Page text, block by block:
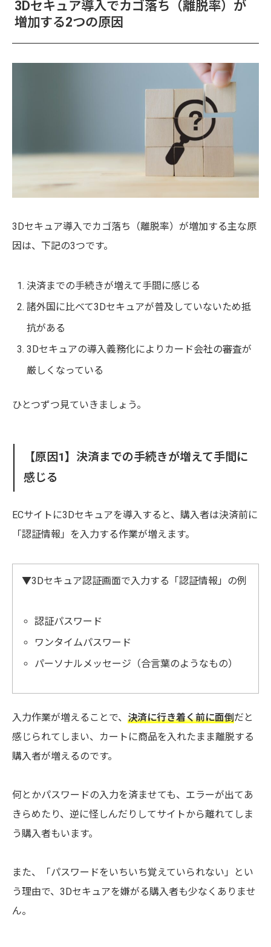
3Dセキュア導入でカゴ落ち（離脱率）が
増加する2つの原因
3Dセキュア導入でカゴ落ち（離脱率）が増加する主な原
因は、下記の3つです。
決済までの手続きが増えて手間に感じる
諸外国に比べて3Dセキュアが普及していないため抵
抗がある
3Dセキュアの導入義務化によりカード会社の審査が
厳しくなっている
ひとつずつ見ていきましょう。
【原因1】決済までの手続きが増えて手間に
感じる
ECサイトに3Dセキュアを導入すると、購入者は決済前に
「認証情報」を入力する作業が増えます。
▼3Dセキュア認証画面で入力する「認証情報」の例
認証パスワード
ワンタイムパスワード
パーソナルメッセージ（合言葉のようなもの）
入力作業が増えることで、 決済に行き着く前に面倒だと
感じられてしまい、カートに商品を入れたまま離脱する
購入者が増えるのです。
何とかパスワードの入力を済ませても、エラーが出てあ
きらめたり、逆に怪しんだりしてサイトから離れてしま
う購入者もいます。
また、「パスワードをいちいち覚えていられない」とい
う理由で、3Dセキュアを嫌がる購入者も少なくありませ
ん。